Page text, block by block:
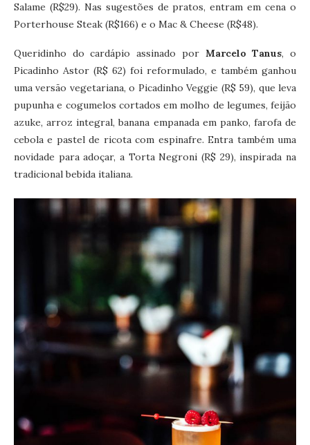
Salame (R$29). Nas sugestões de pratos, entram em cena o
Porterhouse Steak (R$166) e o Mac & Cheese (R$48).
Queridinho do cardápio assinado por Marcelo Tanus, o
Picadinho Astor (R$ 62) foi reformulado, e também ganhou
uma versão vegetariana, o Picadinho Veggie (R$ 59), que leva
pupunha e cogumelos cortados em molho de legumes, feijão
azuke, arroz integral, banana empanada em panko, farofa de
cebola e pastel de ricota com espinafre. Entra também uma
novidade para adoçar, a Torta Negroni (R$ 29), inspirada na
tradicional bebida italiana.